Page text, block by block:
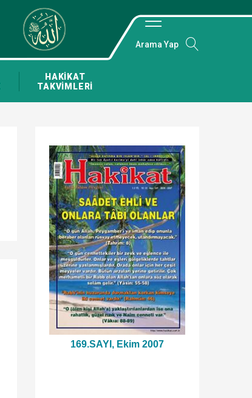
HAKİKAT
TAKVİMLERİ
Arama Yap
169.SAYI, Ekim 2007